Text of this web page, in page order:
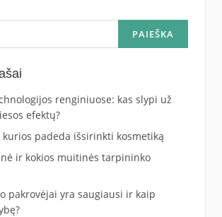
renginiuose: kas slypi už
efektų?
kurios padeda išsirinkti kosmetiką
ir kokios muitinės tarpininko
pakrovėjai yra saugiausi ir kaip